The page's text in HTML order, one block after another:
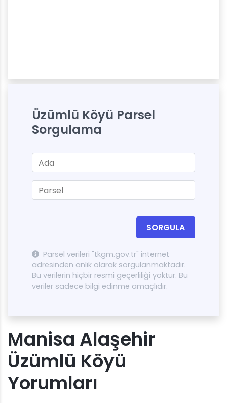
Üzümlü Köyü Parsel
Sorgulama
SORGULA
Parsel verileri "tkgm.gov.tr" internet
adresinden anlık olarak sorgulanmaktadır.
Bu verilerin hiçbir resmi geçerliliği yoktur. Bu
veriler sadece bilgi edinme amaçlıdır.
Manisa Alaşehir
Üzümlü Köyü
Yorumları